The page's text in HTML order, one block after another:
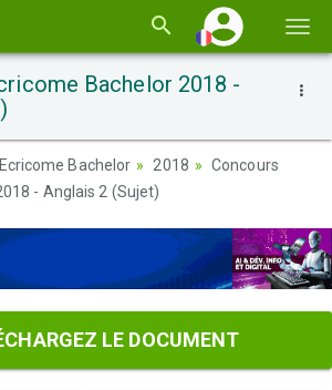
la
Bachelor 2018 -
Bachelor 2018
Concours
- Anglais 2 (Sujet)
LE DOCUMENT